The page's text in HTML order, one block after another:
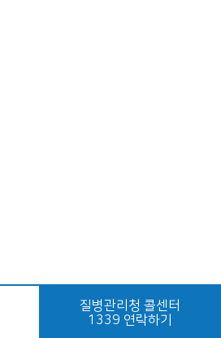
질병관리청 콜센터
1339 연락하기